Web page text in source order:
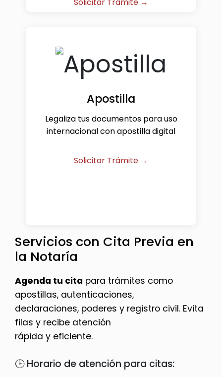
Apostilla
Legaliza tus documentos para uso
internacional con apostilla digital
Solicitar Trámite →
Servicios con Cita Previa en
la Notaría
Agenda tu cita para trámites como
apostillas, autenticaciones,
declaraciones, poderes y registro civil. Evita
filas y recibe atención
rápida y eficiente.
🕒 Horario de atención para citas: